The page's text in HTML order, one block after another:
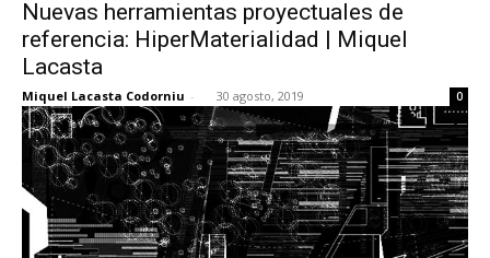
Nuevas herramientas proyectuales de
referencia: HiperMaterialidad | Miquel
Lacasta
Miquel Lacasta Codorniu - 30 agosto, 2019 0